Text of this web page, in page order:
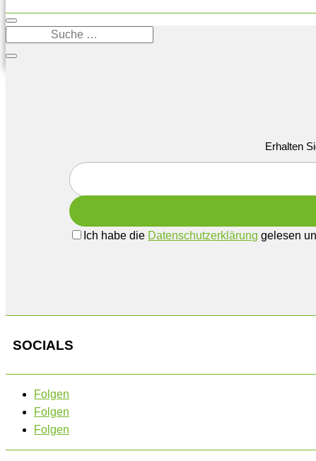
Erhalten
Ich habe die Datenschutzerklärung gelesen
SOCIALS
Folgen
Folgen
Folgen